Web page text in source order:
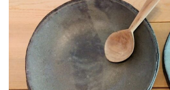
READ MORE